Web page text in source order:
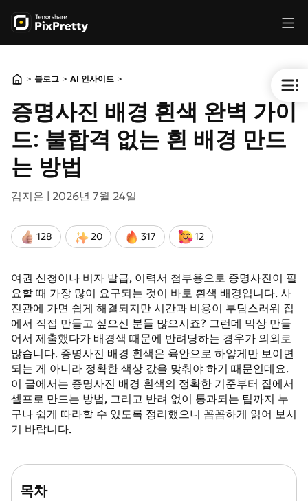
> 블로그 > AI 인사이트 >
증명사진 배경 흰색 완벽 가이
드: 불합격 없는 흰 배경 만드
는 방법
김지은 | 2026년 7월 24일
128 20 317 12
여권 신청이나 비자 발급, 이력서 첨부용으로 증명사진이 필
요할 때 가장 많이 요구되는 것이 바로 흰색 배경입니다. 사
진관에 가면 쉽게 해결되지만 시간과 비용이 부담스러워 집
에서 직접 만들고 싶으신 분들 많으시죠? 그런데 막상 만들
어서 제출했다가 배경색 때문에 반려당하는 경우가 의외로
많습니다. 증명사진 배경 흰색은 육안으로 하얗게만 보이면
되는 게 아니라 정확한 색상 값을 맞춰야 하기 때문인데요.
이 글에서는 증명사진 배경 흰색의 정확한 기준부터 집에서
셀프로 만드는 방법, 그리고 반려 없이 통과되는 팁까지 누
구나 쉽게 따라할 수 있도록 정리했으니 꼼꼼하게 읽어 보시
기 바랍니다.
목차